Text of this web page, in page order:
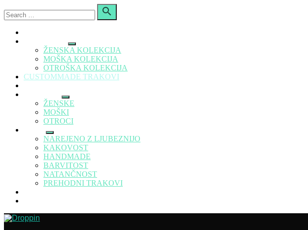
to
for:

Search
Show
sub
menu
ŽENSKA KOLEKCIJA
MOŠKA KOLEKCIJA
OTROŠKA KOLEKCIJA
CUSTOMMADE TRAKOVI
Show
sub
menu
ŽENSKE
MOŠKI
OTROCI
Show
sub
menu
NAREJENO Z LJUBEZNIJO
KAKOVOST
HANDMADE
BARVITOST
NATANČNOST
PREHODNI TRAKOVI